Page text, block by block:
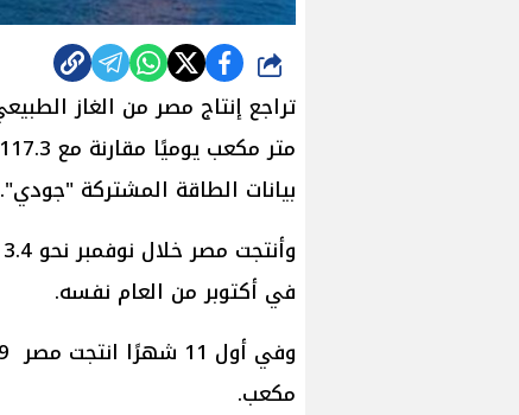
شارك
بيانات الطاقة المشتركة "جودي".
في أكتوبر من العام نفسه.
مكعب.